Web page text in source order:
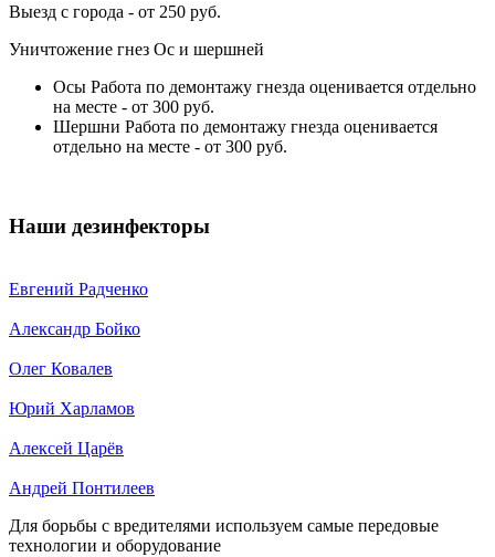
Выезд с города - от 250 руб.
Уничтожение гнез Ос и шершней
Осы Работа по демонтажу гнезда оценивается отдельно
на месте - от 300 руб.
Шершни Работа по демонтажу гнезда оценивается
отдельно на месте - от 300 руб.
Наши дезинфекторы
Евгений Радченко
Александр Бойко
Олег Ковалев
Юрий Харламов
Алексей Царёв
Андрей Понтилеев
Для борьбы с вредителями используем самые передовые
технологии и оборудование